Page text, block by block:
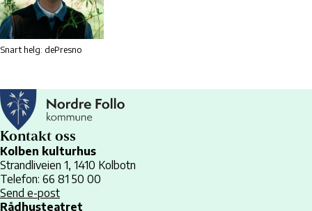
Snart helg: dePresno
Kontakt oss
Kolben kulturhus
Strandliveien 1, 1410 Kolbotn
Telefon: 66 81 50 00
Send e-post
Rådhusteatret